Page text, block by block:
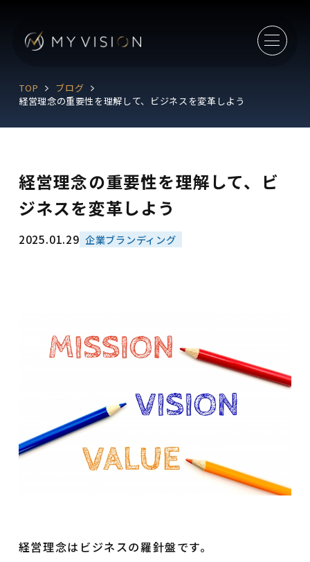
TOP
ブログ
経営理念の重要性を理解して、ビジネスを変革しよう
経営理念の重要性を理解して、ビ
ジネスを変革しよう
2025.01.29 企業ブランディング
経営理念はビジネスの羅針盤です。